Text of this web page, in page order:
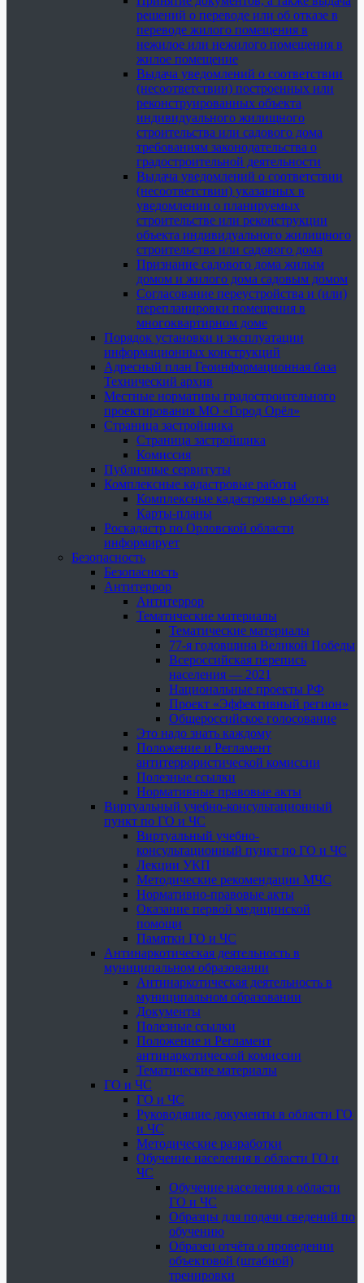
решений о переводе или об отказе в
переводе жилого помещения в
нежилое или нежилого помещения в
жилое помещение
Выдача уведомлений о соответствии
(несоответствии) построенных или
реконструированных объекта
индивидуального жилищного
строительства или садового дома
требованиям законодательства о
градостроительной деятельности
Выдача уведомлений о соответствии
(несоответствии) указанных в
уведомлении о планируемых
строительстве или реконструкции
объекта индивидуального жилищного
строительства или садового дома
Признание садового дома жилым
домом и жилого дома садовым домом
Согласование переустройства и (или)
перепланировки помещения в
многоквартирном доме
Порядок установки и эксплуатации
информационных конструкций
Адресный план Геоинформационная база
Технический архив
Местные нормативы градостроительного
проектирования МО «Город Орёл»
Страница застройщика
Страница застройщика
Комиссия
Публичные сервитуты
Комплексные кадастровые работы
Комплексные кадастровые работы
Карты-планы
Роскадастр по Орловской области
информирует
Безопасность
Безопасность
Антитеррор
Антитеррор
Тематические материалы
Тематические материалы
77-я годовщина Великой Победы
Всероссийская перепись
населения — 2021
Национальные проекты РФ
Проект «Эффективный регион»
Общероссийское голосование
Это надо знать каждому
Положение и Регламент
антитеррористической комиссии
Полезные ссылки
Нормативные правовые акты
Виртуальный учебно-консультационный
пункт по ГО и ЧС
Виртуальный учебно-
консультационный пункт по ГО и ЧС
Лекции УКП
Методические рекомендации МЧС
Нормативно-правовые акты
Оказание первой медицинской
помощи
Памятки ГО и ЧС
Антинаркотическая деятельность в
муниципальном образовании
Антинаркотическая деятельность в
муниципальном образовании
Документы
Полезные ссылки
Положение и Регламент
антинаркотической комиссии
Тематические материалы
ГО и ЧС
ГО и ЧС
Руководящие документы в области ГО
и ЧС
Методические разработки
Обучение населения в области ГО и
ЧС
Обучение населения в области
ГО и ЧС
Образцы для подачи сведений по
обучению
Образец отчёта о проведении
объектовой (штабной)
тренировки